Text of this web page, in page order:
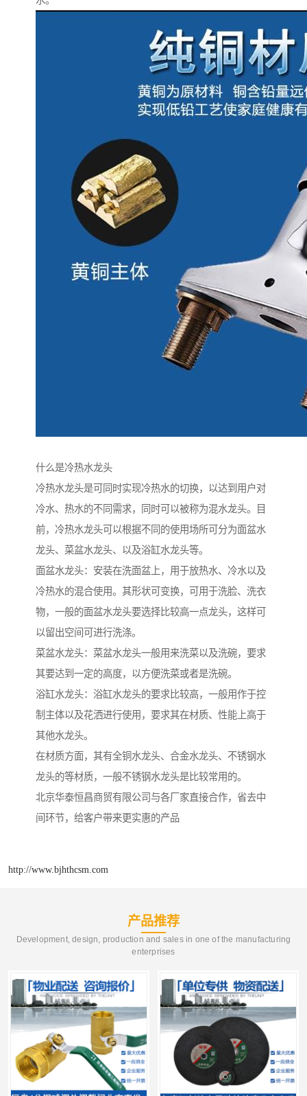
什么是冷热水龙头
冷热水龙头是可同时实现冷热水的切换，以达到用户对
冷水、热水的不同需求，同时可以被称为混水龙头。目
前，冷热水龙头可以根据不同的使用场所可分为面盆水
龙头、菜盆水龙头、以及浴缸水龙头等。
面盆水龙头：安装在洗面盆上，用于放热水、冷水以及
冷热水的混合使用。其形状可变换，可用于洗脸、洗衣
物，一般的面盆水龙头要选择比较高一点龙头，这样可
以留出空间可进行洗涤。
菜盆水龙头：菜盆水龙头一般用来洗菜以及洗碗，要求
其要达到一定的高度，以方便洗菜或者是洗碗。
浴缸水龙头：浴缸水龙头的要求比较高，一般用作于控
制主体以及花洒进行使用，要求其在材质、性能上高于
其他水龙头。
在材质方面，其有全铜水龙头、合金水龙头、不锈钢水
龙头的等材质，一般不锈钢水龙头是比较常用的。
北京华泰恒昌商贸有限公司与各厂家直接合作，省去中
间环节，给客户带来更实惠的产品
http://www.bjhthcsm.com
产品推荐
Development, design, production and sales in one of the manufacturing
enterprises